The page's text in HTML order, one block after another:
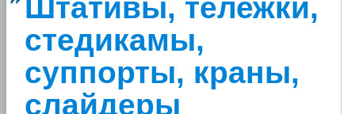
Штативы, тележки,
стедикамы,
суппорты, краны,
слайдеры